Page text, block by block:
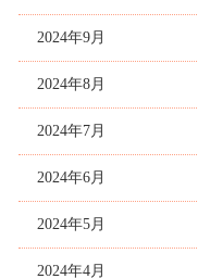
2024年9月
2024年8月
2024年7月
2024年6月
2024年5月
2024年4月